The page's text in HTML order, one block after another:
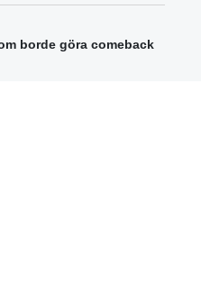
borde göra comeback